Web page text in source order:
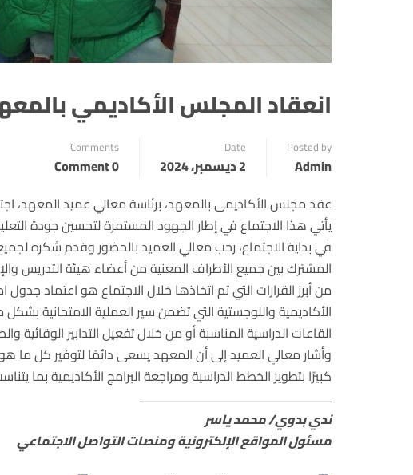
انعقاد المجلس الأكاديمي
Posted by
Admin
Date
2 ديسمبر، 2024
Comments
0 Comment
عقد مجلس الأكاديمى بالمعهد، برئاسة معالي عميد المعهد،
يأتي هذا الاجتماع في إطار الجهود المستمرة لتحسين جودة
في بداية الاجتماع، رحب معالي العميد بالحضور وقدم شكره
المشترك بين جميع الأطراف المعنية من أعضاء هيئة التدريس
الأكاديمية واللوجستية التي تضمن سير العملية الامتحانية
القاعات الدراسية المناسبة أو من خلال تفعيل التدابير
وأشار معالي العميد إلى أن المعهد يسعى دائمًا لتوفير كل
كبيرًا بتطوير الخطط الدراسية ومراجعة البرامج الأكاديمية بما
ــــــــــــــــــــــــــــــــــــــــــــــــــــــــــــ
ندي بدوي/ محمد ياسر
مسئول المواقع الإلكترونية ومنصات التواصل الاجتماعي